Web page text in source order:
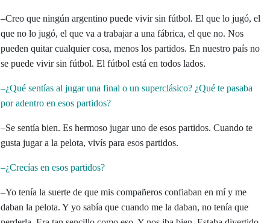
–Creo que ningún argentino puede vivir sin fútbol. El que lo jugó, el
que no lo jugó, el que va a trabajar a una fábrica, el que no. Nos
pueden quitar cualquier cosa, menos los partidos. En nuestro país no
se puede vivir sin fútbol. El fútbol está en todos lados.
–¿Qué sentías al jugar una final o un superclásico? ¿Qué te pasaba
por adentro en esos partidos?
–Se sentía bien. Es hermoso jugar uno de esos partidos. Cuando te
gusta jugar a la pelota, vivís para esos partidos.
–¿Crecías en esos partidos?
–Yo tenía la suerte de que mis compañeros confiaban en mí y me
daban la pelota. Y yo sabía que cuando me la daban, no tenía que